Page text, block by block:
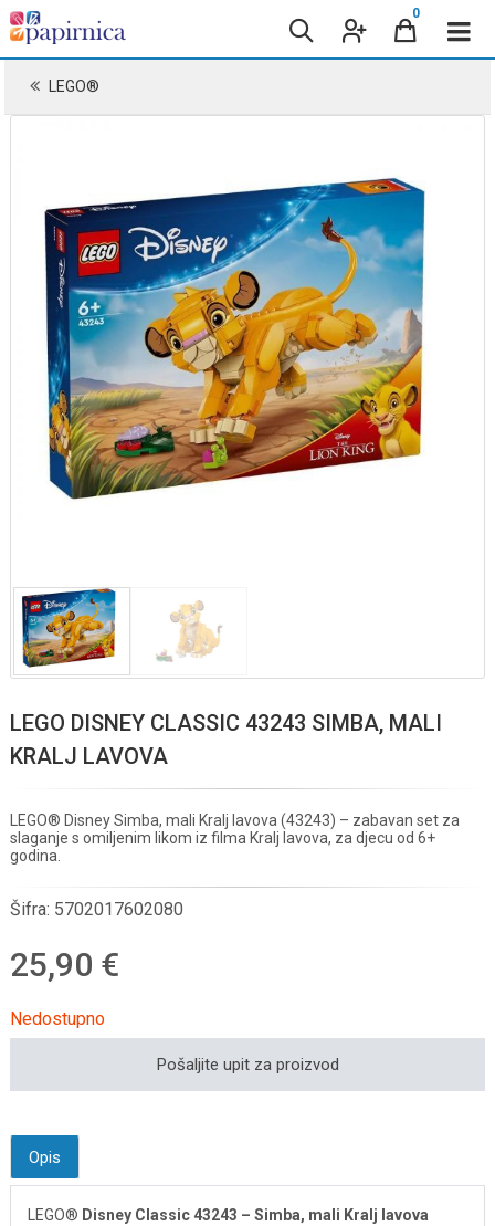
0
LEGO®
LEGO DISNEY CLASSIC 43243 SIMBA, MALI
KRALJ LAVOVA
LEGO® Disney Simba, mali Kralj lavova (43243) – zabavan set za
slaganje s omiljenim likom iz filma Kralj lavova, za djecu od 6+
godina.
Šifra: 5702017602080
25,90 €
Nedostupno
Pošaljite upit za proizvod
Opis
LEGO® Disney Classic 43243 – Simba, mali Kralj lavova